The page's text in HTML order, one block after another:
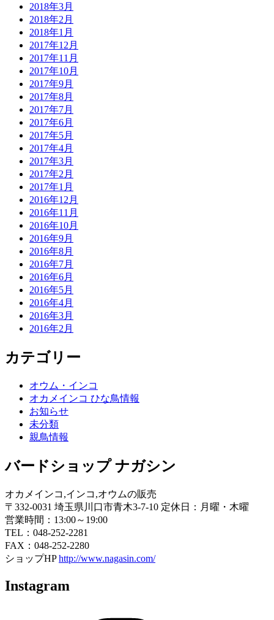
2018年3月
2018年2月
2018年1月
2017年12月
2017年11月
2017年10月
2017年9月
2017年8月
2017年7月
2017年6月
2017年5月
2017年4月
2017年3月
2017年2月
2017年1月
2016年12月
2016年11月
2016年10月
2016年9月
2016年8月
2016年7月
2016年6月
2016年5月
2016年4月
2016年3月
2016年2月
カテゴリー
オウム・インコ
オカメインコ ひな鳥情報
お知らせ
未分類
親鳥情報
バードショップ ナガシン
オカメインコ,インコ,オウムの販売
〒332-0031 埼玉県川口市青木3-7-10 定休日：月曜・木曜
営業時間：13:00～19:00
TEL：048-252-2281
FAX：048-252-2280
ショップHPhttp://www.nagasin.com/
Instagram